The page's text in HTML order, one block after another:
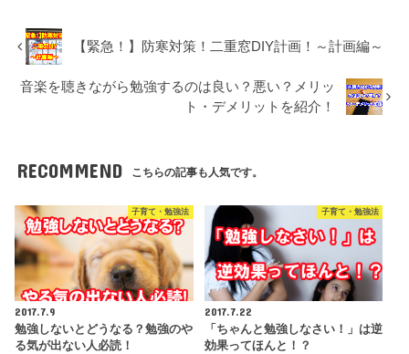
【緊急！】防寒対策！二重窓DIY計画！～計画編～
音楽を聴きながら勉強するのは良い？悪い？メリッ
ト・デメリットを紹介！
RECOMMEND こちらの記事も人気です。
子育て・勉強法
2017.7.9
勉強しないとどうなる？勉強のや
る気が出ない人必読！
子育て・勉強法
2017.7.22
「ちゃんと勉強しなさい！」は逆
効果ってほんと！？